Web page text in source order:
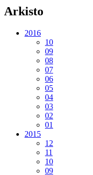
Arkisto
2016
10
09
08
07
06
05
04
03
02
01
2015
12
11
10
09